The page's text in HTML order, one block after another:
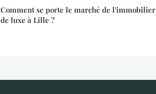
Comment se porte le marché de l'immobilier
de luxe à Lille ?